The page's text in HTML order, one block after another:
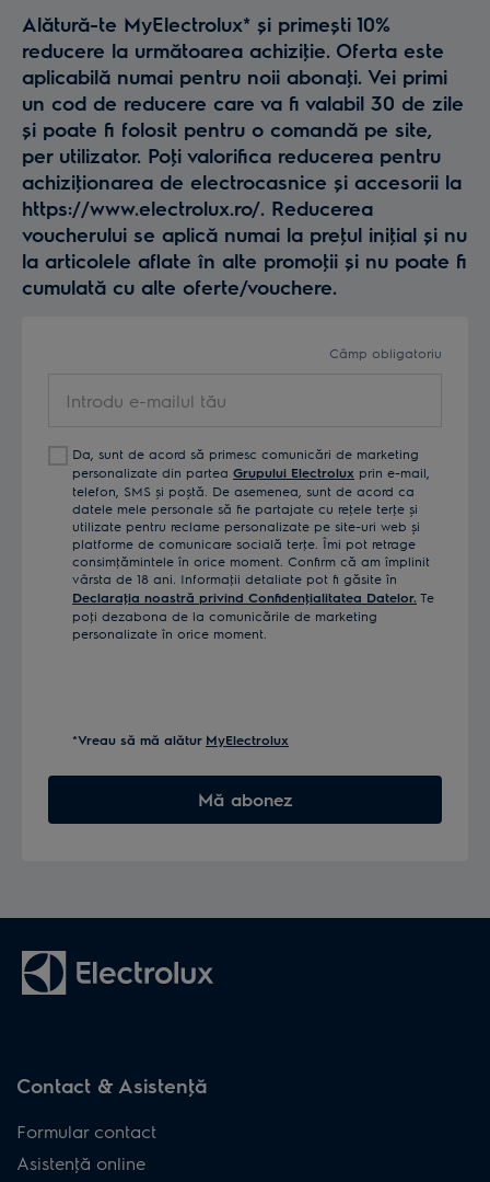
Alătură-te MyElectrolux* și primești 10%
reducere la următoarea achiziţie. Oferta este
aplicabilă numai pentru noii abonaţi. Vei primi
un cod de reducere care va fi valabil 30 de zile
și poate fi folosit pentru o comandă pe site,
per utilizator. Poţi valorifica reducerea pentru
achiziţionarea de electrocasnice și accesorii la
https://www.electrolux.ro/. Reducerea
voucherului se aplică numai la preţul iniţial și nu
la articolele aflate în alte promoţii și nu poate fi
cumulată cu alte oferte/vouchere.
Câmp obligatoriu
tău Da, sunt de acord să primesc comunicări de marketing
personalizate din partea Grupului Electrolux prin e-mail,
telefon, SMS și poștă. De asemenea, sunt de acord ca
datele mele personale să fie partajate cu reţele terţe și
utilizate pentru reclame personalizate pe site-uri web și
platforme de comunicare socială terţe. Îmi pot retrage
consimţămintele în orice moment. Confirm că am împlinit
vârsta de 18 ani. Informaţii detaliate pot fi găsite în
Declaraţia noastră privind Confidenţialitatea Datelor. Te
poţi dezabona de la comunicările de marketing
personalizate în orice moment.
*Vreau să mă alătur MyElectrolux
Mă abonez
Contact & Asistenţă
Formular contact
Asistenţă online